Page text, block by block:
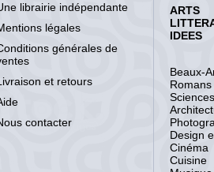
librairie indépendante
légales
générales de
et retours
contacter
ARTS
IDEES
Beaux-
Romans
Design
Cinéma
Cuisine